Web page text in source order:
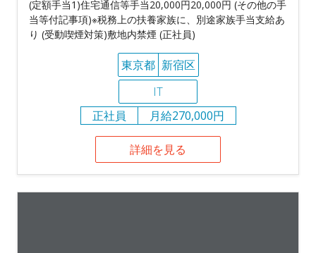
(定額手当1)住宅通信等手当20,000円20,000円 (その他の手
当等付記事項)※税務上の扶養家族に、別途家族手当支給あ
り (受動喫煙対策)敷地内禁煙 (正社員)
東京都 新宿区
IT
正社員
月給270,000円
詳細を見る